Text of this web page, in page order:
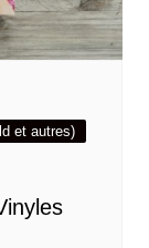
et autres)